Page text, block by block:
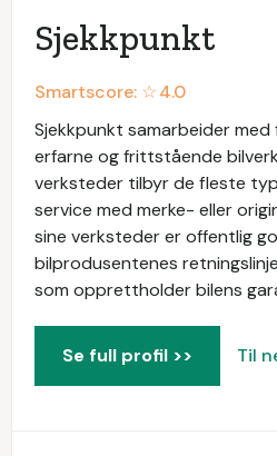
Sjekkpunkt
Smartscore: ☆4.0
Sjekkpunkt samarbeider
erfarne og frittstående
verksteder tilbyr de fleste
service med merke- eller
sine verksteder er offentlig
bilprodusentenes
som opprettholder bilens
Se full profil >> Til